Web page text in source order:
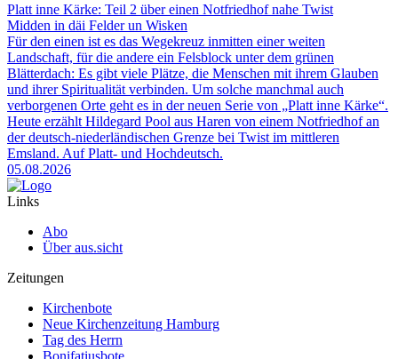
Platt inne Kärke: Teil 2 über einen Notfriedhof nahe Twist
Midden in däi Felder un Wisken
Für den einen ist es das Wegekreuz inmitten einer weiten
Landschaft, für die andere ein Felsblock unter dem grünen
Blätterdach: Es gibt viele Plätze, die Menschen mit ihrem Glauben
und ihrer Spiritualität verbinden. Um solche manchmal auch
verborgenen Orte geht es in der neuen Serie von „Platt inne Kärke“.
Heute erzählt Hildegard Pool aus Haren von einem Notfriedhof an
der deutsch-niederländischen Grenze bei Twist im mittleren
Emsland. Auf Platt- und Hochdeutsch.
05.08.2026
Links
Abo
Über aus.sicht
Zeitungen
Kirchenbote
Neue Kirchenzeitung Hamburg
Tag des Herrn
Bonifatiusbote